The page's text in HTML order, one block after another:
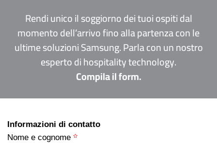
Rendi unico il soggiorno dei tuoi ospiti dal
momento dell’arrivo fino alla partenza con le
ultime soluzioni Samsung. Parla con un nostro
esperto di hospitality technology.
Compila il form.
Informazioni di contatto
Nome e cognome